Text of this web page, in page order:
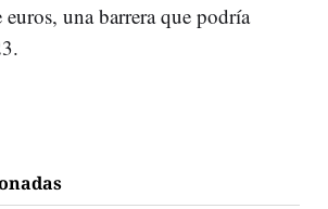
una barrera que podría